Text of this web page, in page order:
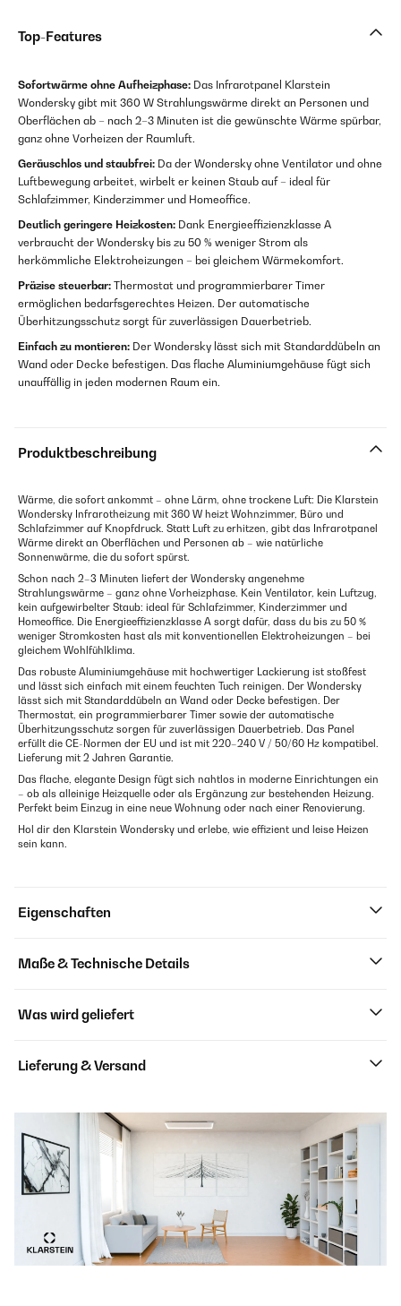
Top-Features
Sofortwärme ohne Aufheizphase: Das Infrarotpanel Klarstein
Wondersky gibt mit 360 W Strahlungswärme direkt an Personen und
Oberflächen ab – nach 2–3 Minuten ist die gewünschte Wärme spürbar,
ganz ohne Vorheizen der Raumluft.
Geräuschlos und staubfrei: Da der Wondersky ohne Ventilator und ohne
Luftbewegung arbeitet, wirbelt er keinen Staub auf – ideal für
Schlafzimmer, Kinderzimmer und Homeoffice.
Deutlich geringere Heizkosten: Dank Energieeffizienzklasse A
verbraucht der Wondersky bis zu 50 % weniger Strom als
herkömmliche Elektroheizungen – bei gleichem Wärmekomfort.
Präzise steuerbar: Thermostat und programmierbarer Timer
ermöglichen bedarfsgerechtes Heizen. Der automatische
Überhitzungsschutz sorgt für zuverlässigen Dauerbetrieb.
Einfach zu montieren: Der Wondersky lässt sich mit Standarddübeln an
Wand oder Decke befestigen. Das flache Aluminiumgehäuse fügt sich
unauffällig in jeden modernen Raum ein.
Produktbeschreibung
Wärme, die sofort ankommt – ohne Lärm, ohne trockene Luft: Die Klarstein
Wondersky Infrarotheizung mit 360 W heizt Wohnzimmer, Büro und
Schlafzimmer auf Knopfdruck. Statt Luft zu erhitzen, gibt das Infrarotpanel
Wärme direkt an Oberflächen und Personen ab – wie natürliche
Sonnenwärme, die du sofort spürst.
Schon nach 2–3 Minuten liefert der Wondersky angenehme
Strahlungswärme – ganz ohne Vorheizphase. Kein Ventilator, kein Luftzug,
kein aufgewirbelter Staub: ideal für Schlafzimmer, Kinderzimmer und
Homeoffice. Die Energieeffizienzklasse A sorgt dafür, dass du bis zu 50 %
weniger Stromkosten hast als mit konventionellen Elektroheizungen – bei
gleichem Wohlfühlklima.
Das robuste Aluminiumgehäuse mit hochwertiger Lackierung ist stoßfest
und lässt sich einfach mit einem feuchten Tuch reinigen. Der Wondersky
lässt sich mit Standarddübeln an Wand oder Decke befestigen. Der
Thermostat, ein programmierbarer Timer sowie der automatische
Überhitzungsschutz sorgen für zuverlässigen Dauerbetrieb. Das Panel
erfüllt die CE-Normen der EU und ist mit 220–240 V / 50/60 Hz kompatibel.
Lieferung mit 2 Jahren Garantie.
Das flache, elegante Design fügt sich nahtlos in moderne Einrichtungen ein
– ob als alleinige Heizquelle oder als Ergänzung zur bestehenden Heizung.
Perfekt beim Einzug in eine neue Wohnung oder nach einer Renovierung.
Hol dir den Klarstein Wondersky und erlebe, wie effizient und leise Heizen
sein kann.
Eigenschaften
Maße & Technische Details
Was wird geliefert
Lieferung & Versand